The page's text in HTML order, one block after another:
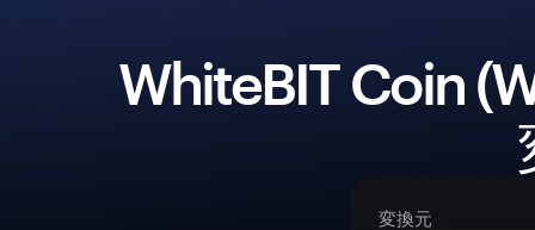
変換元